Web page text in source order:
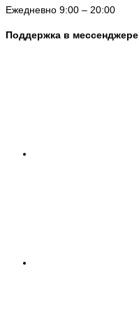
Ежедневно 9:00 – 20:00
Поддержка в мессенджере